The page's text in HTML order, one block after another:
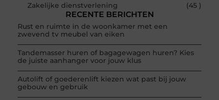
Zakelijke dienstverlening
(45 )
RECENTE BERICHTEN
Rust en ruimte in de woonkamer met een
zwevend tv meubel van eiken
Tandemasser huren of bagagewagen huren? Kies
de juiste aanhanger voor jouw klus
Autolift of goederenlift kiezen wat past bij jouw
gebouw en gebruik